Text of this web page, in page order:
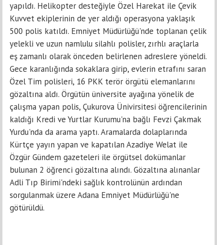
yapıldı. Helikopter desteğiyle Özel Harekat ile Çevik
Kuvvet ekiplerinin de yer aldığı operasyona yaklaşık
500 polis katıldı. Emniyet Müdürlüğü'nde toplanan çelik
yelekli ve uzun namlulu silahlı polisler, zırhlı araçlarla
eş zamanlı olarak önceden belirlenen adreslere yöneldi.
Gece karanlığında sokaklara girip, evlerin etrafını saran
Özel Tim polisleri, 16 PKK terör örgütü elemanlarını
gözaltına aldı. Örgütün üniversite ayağına yönelik de
çalışma yapan polis, Çukurova Ünivirsitesi öğrencilerinin
kaldığı Kredi ve Yurtlar Kurumu'na bağlı Fevzi Çakmak
Yurdu'nda da arama yaptı. Aramalarda dolaplarında
Kürtçe yayın yapan ve kapatılan Azadiye Welat ile
Özgür Gündem gazeteleri ile örgütsel dokümanlar
bulunan 2 öğrenci gözaltına alındı. Gözaltına alınanlar
Adli Tıp Birimi'ndeki sağlık kontrolünün ardından
sorgulanmak üzere Adana Emniyet Müdürlüğü'ne
götürüldü.